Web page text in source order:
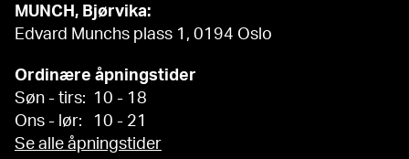
MUNCH, Bjørvika:
Edvard Munchs plass 1, 0194 Oslo
Ordinære åpningstider
Søn - tirs: 10 - 18
Ons - lør: 10 - 21
Se alle åpningstider